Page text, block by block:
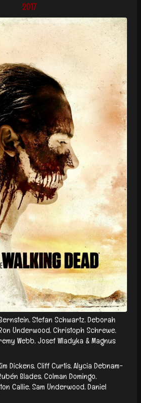
2017
Stefan Schwartz, Deborah
Underwood, Christoph Schrewe,
Webb, Josef Wladyka & Magnus
Dickens, Cliff Curtis, Alycia Debnam-
Blades, Colman Domingo,
Callie, Sam Underwood, Daniel